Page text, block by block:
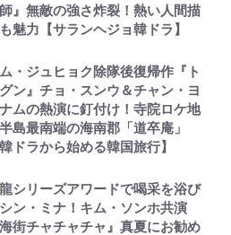
』無敵の強さ炸裂！熱い人間描
魅力【サランヘジョ韓ドラ】
・ジュヒョク除隊後復帰作『ト
ン』チョ・スンウ＆チャン・ヨ
ムの熱演に釘付け！寺院ロケ地
島最南端の海南郡「道卒庵」
韓ドラから始める韓国旅行】
シリーズアワードで喝采を浴び
ン・ミナ！キム・ソンホ共演
海街チャチャチャ』真夏にお勧め